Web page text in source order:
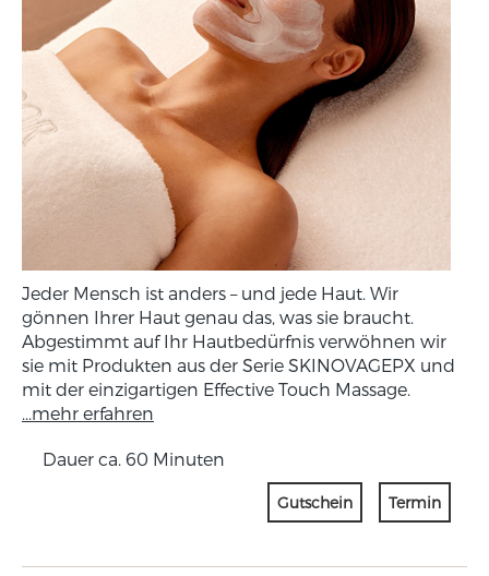
Jeder Mensch ist anders – und jede Haut. Wir
gönnen Ihrer Haut genau das, was sie braucht.
Abgestimmt auf Ihr Hautbedürfnis verwöhnen wir
sie mit Produkten aus der Serie SKINOVAGEPX und
mit der einzigartigen Effective Touch Massage.
...mehr erfahren
Dauer ca. 60 Minuten
Gutschein Termin